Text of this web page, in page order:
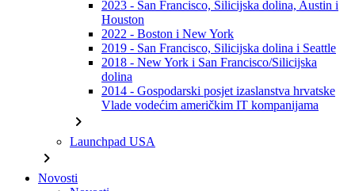
2023 - San Francisco, Silicijska dolina, Austin i
Houston
2022 - Boston i New York
2019 - San Francisco, Silicijska dolina i Seattle
2018 - New York i San Francisco/Silicijska
dolina
2014 - Gospodarski posjet izaslanstva hrvatske
Vlade vodećim američkim IT kompanijama
chevron_right
Launchpad USA
chevron_right
Novosti